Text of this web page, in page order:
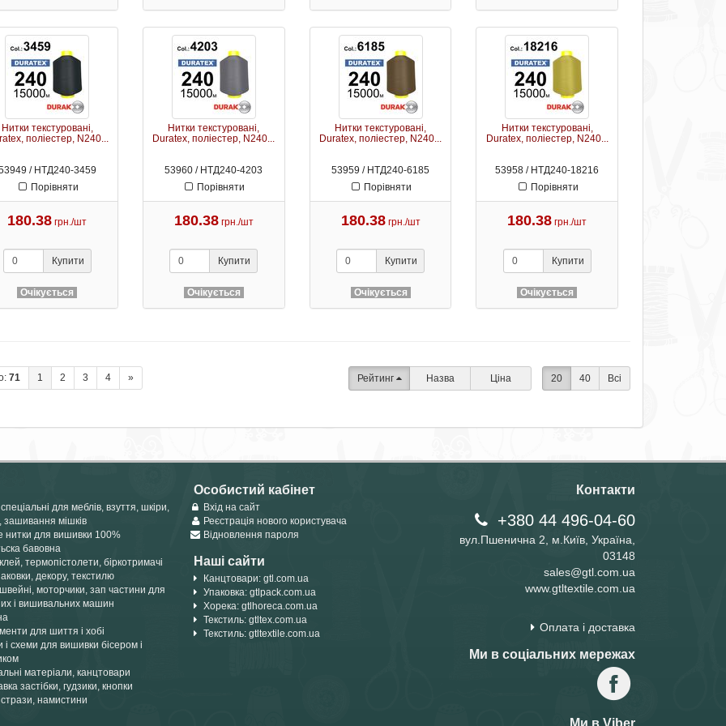
Нитки текстуровані,
поліестер, N240...
/ НТД240-3459
Порівняти
180.38 грн./шт
Купити
Очікується
Нитки текстуровані,
Duratex, поліестер, N240...
53960 / НТД240-4203
Порівняти
180.38 грн./шт
Купити
Очікується
Нитки текстуровані,
Duratex, поліестер, N240...
53959 / НТД240-6185
Порівняти
180.38 грн./шт
Купити
Очікується
Нитки текстуровані,
Duratex, поліестер, N240...
53958 / НТД240-18216
Порівняти
180.38 грн./шт
Купити
Очікується
71 1 2 3 4 » Рейтинг Назва Ціна 20 40 Всі
для меблів, взуття, шкіри,
зашивання мішків
нитки для вишивки 100%
бавовна
термопістолети, біркотримачі
декору, текстилю
моторчики, зап частини для
і вишивальних машин
для шиття і хобі
і схеми для вишивки бісером і
матеріали, канцтовари
застібки, гудзики, кнопки
намистини
Особистий кабінет
Вхід на сайт
Реєстрація нового користувача
Відновлення пароля
Наші сайти
Канцтовари: gtl.com.ua
Упаковка: gtlpack.com.ua
Хорека: gtlhoreca.com.ua
Текстиль: gtltex.com.ua
Текстиль: gtltextile.com.ua
Контакти
+380 44 496-04-60
вул.Пшенична 2, м.Київ, Україна,
03148
sales@gtl.com.ua
www.gtltextile.com.ua
Оплата і доставка
Ми в соціальних мережах
Ми в Viber